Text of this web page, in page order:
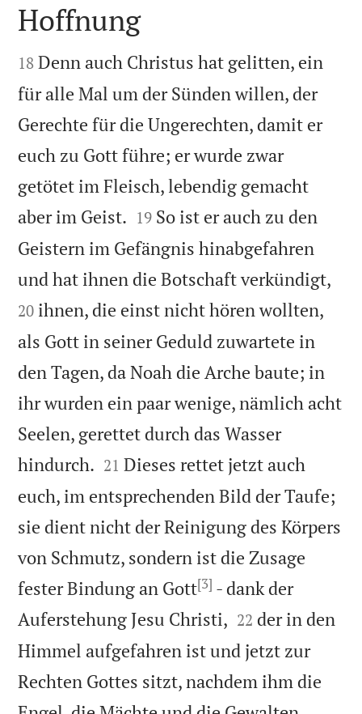

Hoffnung

18 Denn auch Christus hat gelitten, ein
für alle Mal um der Sünden willen, der
Gerechte für die Ungerechten, damit er
euch zu Gott führe; er wurde zwar
getötet im Fleisch, lebendig gemacht
aber im Geist. 

19 So ist er auch zu den
Geistern im Gefängnis hinabgefahren
und hat ihnen die Botschaft verkündigt,
20 ihnen, die einst nicht hören wollten,
als Gott in seiner Geduld zuwartete in
den Tagen, da Noah die Arche baute; in
ihr wurden ein paar wenige, nämlich acht
Seelen, gerettet durch das Wasser
hindurch. 

21 Dieses rettet jetzt auch
euch, im entsprechenden Bild der Taufe;
sie dient nicht der Reinigung des Körpers
von Schmutz, sondern ist die Zusage
fester Bindung an Gott[3] - dank der
Auferstehung Jesu Christi, 

22 der in den
Himmel aufgefahren ist und jetzt zur
Rechten Gottes sitzt, nachdem ihm die